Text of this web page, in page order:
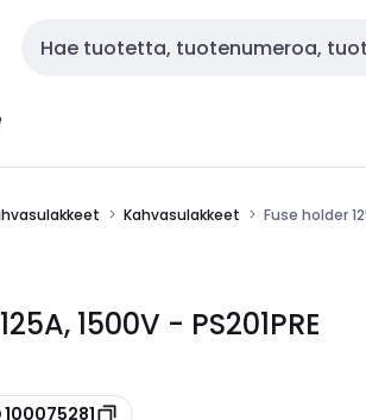
Haku
Kahvasulakkeet Fuse holder
1500V - PS201PRE